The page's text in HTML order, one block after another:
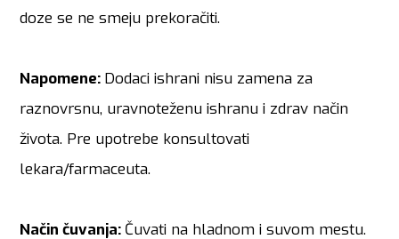
doze se ne smeju prekoračiti.
Napomene: Dodaci ishrani nisu zamena za
raznovrsnu, uravnoteženu ishranu i zdrav način
života. Pre upotrebe konsultovati
lekara/farmaceuta.
Način čuvanja: Čuvati na hladnom i suvom mestu.